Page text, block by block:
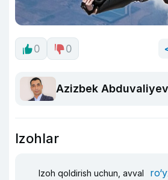
0 0
Azizbek Abduvaliyev
Izohlar
Izoh qoldirish uchun, avval